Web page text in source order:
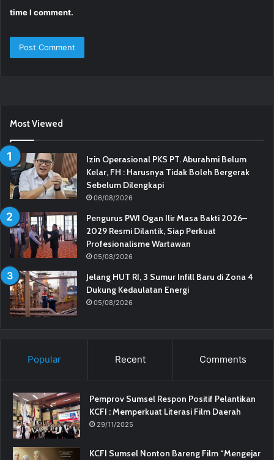
time I comment.
Most Viewed
Izin Operasional PKS PT. Aburahmi Belum
Kelar, FH : Harusnya Tidak Boleh Bergerak
Sebelum Dilengkapi
06/08/2026
Pengurus PWI Ogan Ilir Masa Bakti 2026–
2029 Resmi Dilantik, Siap Perkuat
Profesionalisme Wartawan
05/08/2026
Jelang HUT RI, 3 Sumur Infill Baru di Zona 4
Dukung Kedaulatan Energi
05/08/2026
Popular Recent Comments
Pemprov Sumsel Respon Positif Pelantikan
KCFI : Memperkuat Literasi Film Daerah
29/11/2025
KCFI Sumsel Nonton Bareng Film “Mengejar